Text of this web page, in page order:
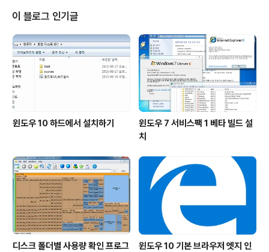
win Turbo PRO 케이스 - 3Rsystem L-1100 티렉스
쿨 파워 - FSP 500-60APN 쿨러 - 써모랩 BARAM Sh
ine + Enermax Magma UCMA12 OS - 윈도우 7 얼
티밋 64비트 CPU 주차코드 - L934B56..
이 블로그 인기글
윈도우 10 하드에서 설치하기
윈도우 7 서비스팩 1 베타 빌드 설
치
디스크 폴더별 사용량 확인 프로그
윈도우 10 기본 브라우저 엣지 인